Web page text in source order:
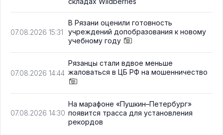
07.08.2026 15:31
В Рязани оценили готовность
учреждений допобразования к новому
учебному году
07.08.2026 14:44
Рязанцы стали вдвое меньше
жаловаться в ЦБ РФ на мошенничество
07.08.2026 14:30
На марафоне «Пушкин–Петербург»
появится трасса для установления
рекордов